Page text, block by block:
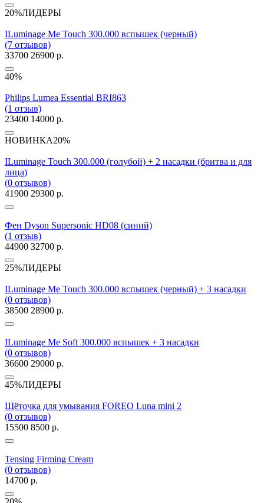
20%ЛИДЕРЫ
ILuminage Me Touch 300.000 вспышек (черный)
(7 отзывов)
33700 26900 р.
40%
Philips Lumea Essential BRI863
(1 отзыв)
23400 14000 р.
НОВИНКА20%
ILuminage Touch 300.000 (голубой) + 2 насадки (бритва и для
лица)
(0 отзывов)
41900 29300 р.
Фен Dyson Supersonic HD08 (синий)
(1 отзыв)
44900 32700 р.
25%ЛИДЕРЫ
ILuminage Me Touch 300.000 вспышек (черный) + 3 насадки
(0 отзывов)
38500 28900 р.
ILuminage Me Soft 300.000 вспышек + 3 насадки
(0 отзывов)
36600 29000 р.
45%ЛИДЕРЫ
Щёточка для умывания FOREO Luna mini 2
(0 отзывов)
15500 8500 р.
Tensing Firming Cream
(0 отзывов)
14700 р.